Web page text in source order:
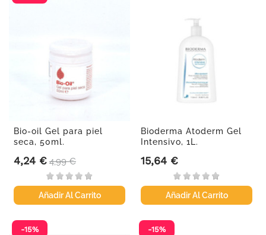
Bio-oil Gel para piel
seca, 50ml.
Precio
4,24 € Precio base
4,99 €
Añadir Al Carrito
Bioderma Atoderm Gel
Intensivo, 1L.
Precio
15,64 €
Añadir Al Carrito
-15% -15%